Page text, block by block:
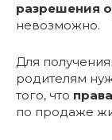
разрешения
невозможно.
Для
родителям
того, что
по продаже